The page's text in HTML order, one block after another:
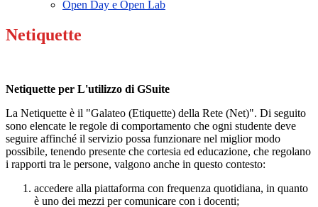
Open Day e Open Lab
Netiquette
Netiquette per L'utilizzo di GSuite
La Netiquette è il "Galateo (Etiquette) della Rete (Net)". Di seguito
sono elencate le regole di comportamento che ogni studente deve
seguire affinché il servizio possa funzionare nel miglior modo
possibile, tenendo presente che cortesia ed educazione, che regolano
i rapporti tra le persone, valgono anche in questo contesto:
accedere alla piattaforma con frequenza quotidiana, in quanto
è uno dei mezzi per comunicare con i docenti;